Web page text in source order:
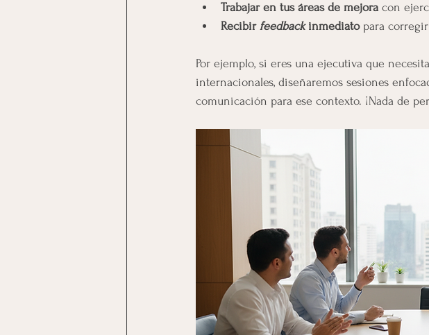
Trabajar en tus áreas de mejora con
Recibir feedback inmediato para
Por ejemplo, si eres una ejecutiva que
internacionales, diseñaremos sesiones
comunicación para ese contexto. ¡Nada de